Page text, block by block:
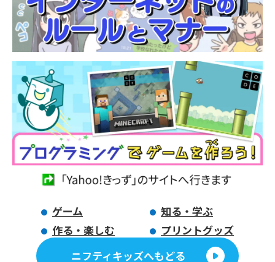
ゲーム
知る・学ぶ
作る・楽しむ
プリントグッズ
ニフティキッズへもどる